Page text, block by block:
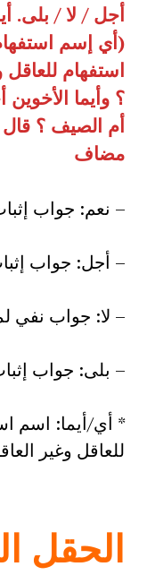
أجل / لا / بلى.
(أي إسم
استفهام
؟ وأيما
أم الصيف ؟ قال
مضاف
– نعم: جواب
– أجل: جواب
– لا: جواب نفي
– بلى: جواب
* أي/أيما: اسم
للعاقل وغير
الحقل